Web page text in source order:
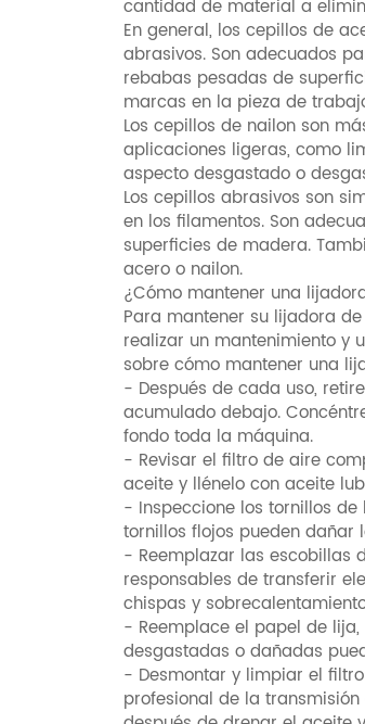
cantidad de material a
En general, los cepillos de
abrasivos. Son adecuados
rebabas pesadas de
marcas en la pieza de
Los cepillos de nailon son
aplicaciones ligeras, como
aspecto desgastado o
Los cepillos abrasivos son
en los filamentos. Son
superficies de madera.
acero o nailon.
¿Cómo mantener una
Para mantener su lijadora
realizar un mantenimiento y
sobre cómo mantener una
- Después de cada uso,
acumulado debajo.
fondo toda la máquina.
- Revisar el filtro de aire
aceite y llénelo con aceite
- Inspeccione los tornillos
tornillos flojos pueden
- Reemplazar las escobillas
responsables de transferir
chispas y
- Reemplace el papel de
desgastadas o dañadas
- Desmontar y limpiar el
profesional de la